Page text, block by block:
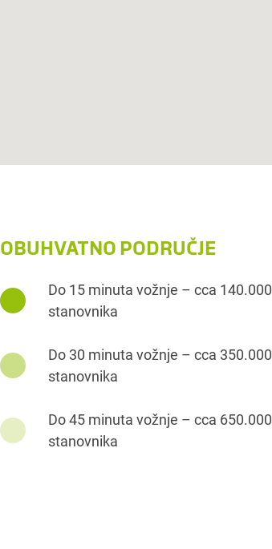
OBUHVATNO PODRUČJE
Do 15 minuta vožnje – cca 140.000
stanovnika
Do 30 minuta vožnje – cca 350.000
stanovnika
Do 45 minuta vožnje – cca 650.000
stanovnika